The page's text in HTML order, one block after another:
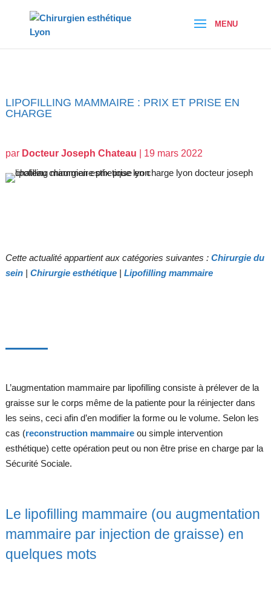
LIPOFILLING MAMMAIRE : PRIX ET PRISE EN
CHARGE
par Docteur Joseph Chateau 19 mars 2022
Cette actualité appartient aux catégories suivantes : Chirurgie du
sein| Chirurgie esthétique| Lipofilling mammaire
L’augmentation mammaire par lipofilling consiste à prélever de la
graisse sur le corps même de la patiente pour la réinjecter dans
les seins, ceci afin d’en modifier la forme ou le volume. Selon les
cas (reconstruction mammaireou simple intervention
esthétique) cette opération peut ou non être prise en charge par la
Sécurité Sociale.
Le lipofilling mammaire (ou augmentation
mammaire par injection de graisse) en
quelques mots